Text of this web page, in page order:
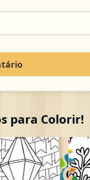
para Colorir!